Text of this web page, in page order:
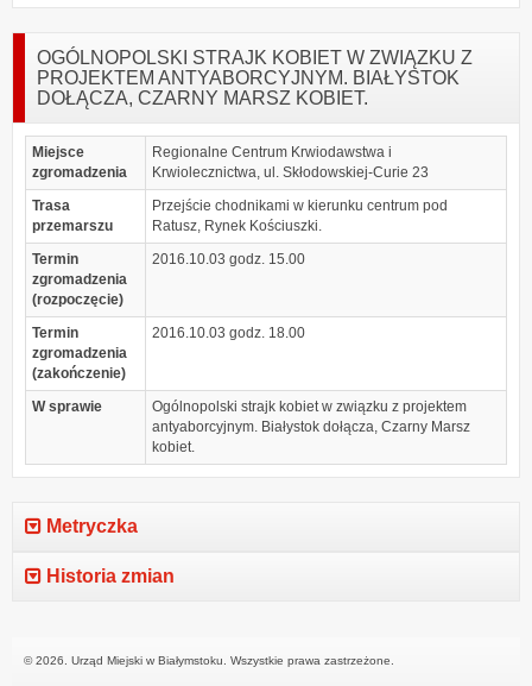
OGÓLNOPOLSKI STRAJK KOBIET W ZWIĄZKU Z
PROJEKTEM ANTYABORCYJNYM. BIAŁYSTOK
DOŁĄCZA, CZARNY MARSZ KOBIET.
Miejsce
zgromadzenia
Regionalne Centrum Krwiodawstwa i
Krwiolecznictwa, ul. Skłodowskiej-Curie 23
Trasa
przemarszu
Przejście chodnikami w kierunku centrum pod
Ratusz, Rynek Kościuszki.
Termin
zgromadzenia
(rozpoczęcie)
2016.10.03 godz. 15.00
Termin
zgromadzenia
(zakończenie)
2016.10.03 godz. 18.00
W sprawie
Ogólnopolski strajk kobiet w związku z projektem
antyaborcyjnym. Białystok dołącza, Czarny Marsz
kobiet.
Metryczka
Historia zmian
© 2026. Urząd Miejski w Białymstoku. Wszystkie prawa zastrzeżone.